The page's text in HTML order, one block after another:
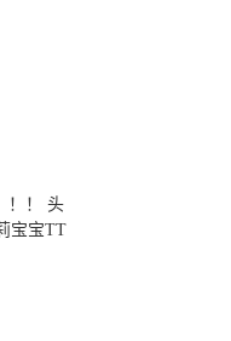
！！ 头
宝宝TT